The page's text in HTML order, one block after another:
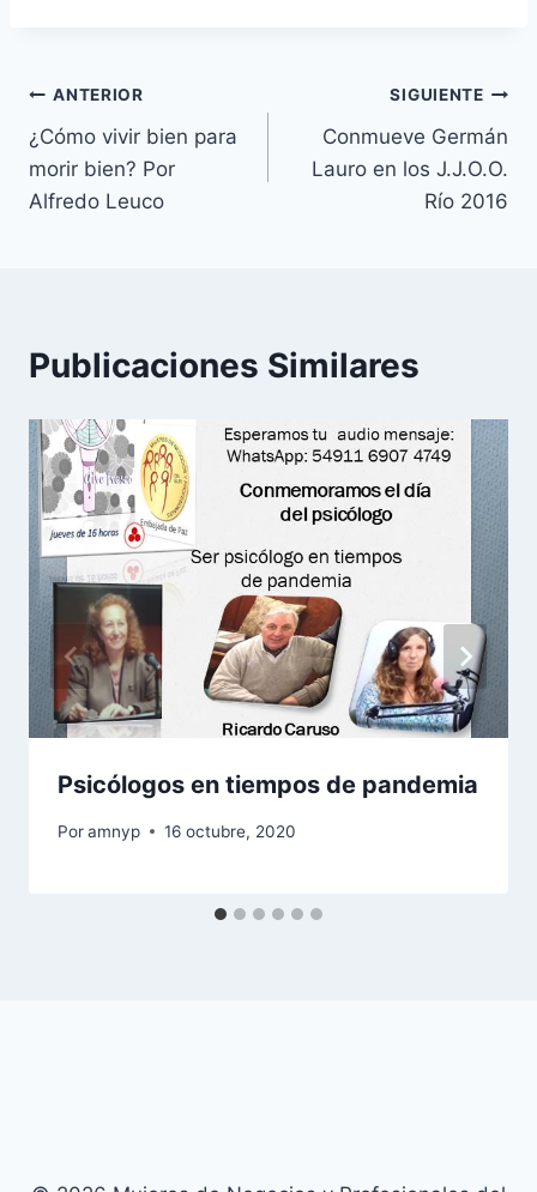
Navegación
de
entradas
ANTERIOR
¿Cómo vivir bien para
morir bien? Por
Alfredo Leuco
SIGUIENTE
Conmueve Germán
Lauro en los J.J.O.O.
Río 2016
Publicaciones Similares
Psicólogos en tiempos de pandemia
Poramnyp 16 octubre, 2020